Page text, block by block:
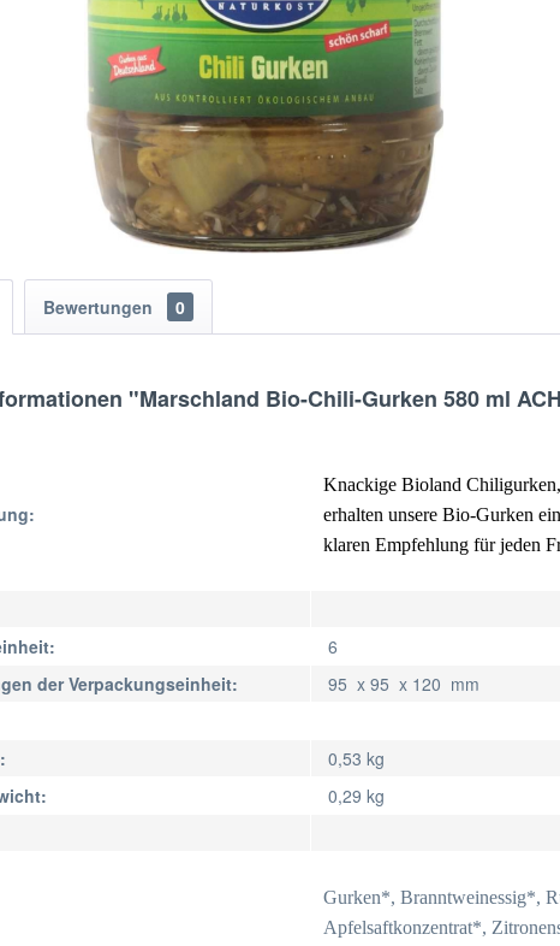
Bewertungen 0
"Marschland Bio-Chili-Gurken 580 ml
Knackige Bioland
erhalten unsere Bio-Gurken
klaren Empfehlung für jeden
6
der Verpackungseinheit:
95 x 95 x 120 mm
0,53 kg
0,29 kg
Gurken*, Branntweinessig*,
Apfelsaftkonzentrat*,